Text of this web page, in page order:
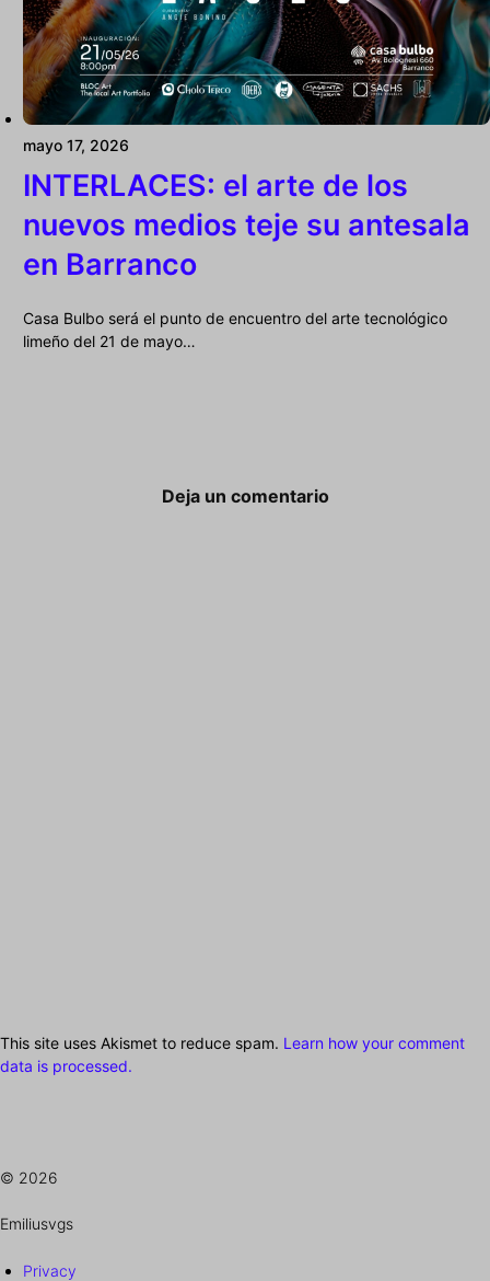
mayo 17, 2026
INTERLACES: el arte de los
nuevos medios teje su antesala
en Barranco
Casa Bulbo será el punto de encuentro del arte tecnológico
limeño del 21 de mayo…
Deja un comentario
This site uses Akismet to reduce spam. Learn how your comment
data is processed.
© 2026
Emiliusvgs
Privacy